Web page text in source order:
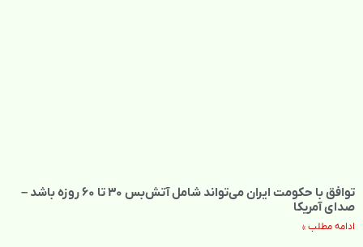
توافق با حکومت ایران می‌تواند شامل آتش‌بس ۳۰ تا ۶۰ روزه باشد –
صدای آمریکا
ادامه مطلب »